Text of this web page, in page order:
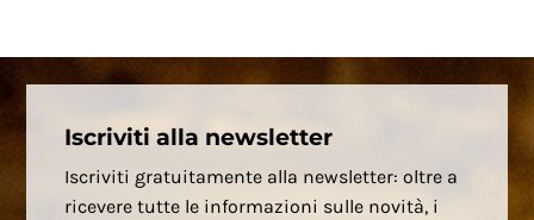
Iscriviti alla newsletter
Iscriviti gratuitamente alla newsletter: oltre a
ricevere tutte le informazioni sulle novità, i